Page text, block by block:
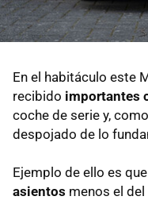
En el habitáculo este
recibido importantes
coche de serie y,
despojado de lo
Ejemplo de ello es que
asientos menos el